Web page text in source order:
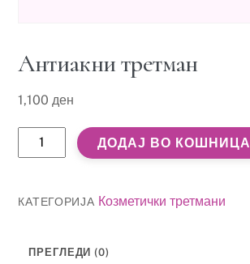
Антиакни третман
1,100ден
Антиакни
третман
ДОДАЈ ВО КОШНИЦА
КАТЕГОРИЈА Козметички третмани
ПРЕГЛЕДИ (0)